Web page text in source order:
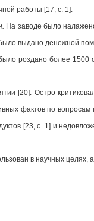
работы [17, c. 1].
На заводе было
выдано денежной
роздано более
[20]. Остро
фактов по
[23, c. 1] и
в научных целях,